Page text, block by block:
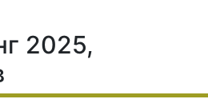
2025,